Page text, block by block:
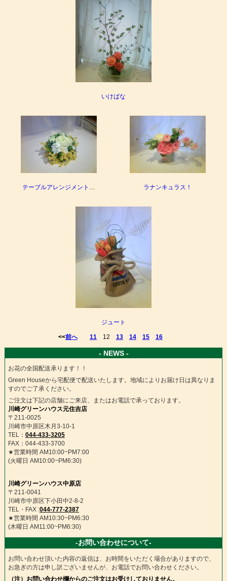
いけばな
テーブルアレンジメント … ラナンキュラス！
ジュート
<<前へ 1112 13 14 15 16
- NEWS -
お花の全国配送承ります！！
Green Houseから宅配便で配送いたします。地域によりお届け日は異なりま
すのでご了承ください。
ご注文は下記の店舗にご来店、またはお電話で承っております。
川崎グリーンハウス元住吉店
〒211-0025
川崎市中原区木月3-10-1
TEL： 044-433-3205
FAX：044-433-3700
★営業時間 AM10:00~PM7:00
(火曜日 AM10:00~PM6:30)
川崎グリーンハウス中原店
〒211-0041
川崎市中原区下小田中2-8-2
TEL・FAX :044-777-2387
★営業時間 AM10:30~PM6:30
(木曜日 AM11:00~PM6:30)
-お問い合わせについて-
お問い合わせ頂いた内容の返信は、お時間をいただく場合がありますので、
お急ぎの方は申し訳ございませんが、お電話でお問い合わせください。
（注）お問い合わせ欄からのご注文はお受けしておりません。